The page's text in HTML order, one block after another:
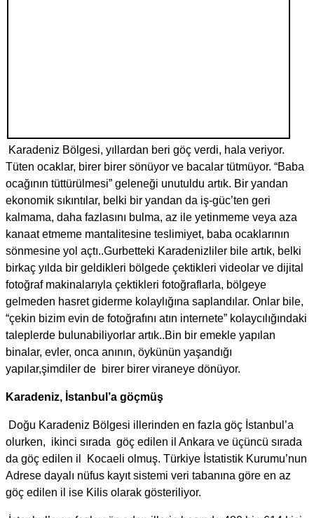
Karadeniz Bölgesi, yıllardan beri göç verdi, hala veriyor.
Tüten ocaklar, birer birer sönüyor ve bacalar tütmüyor. “Baba
ocağının tüttürülmesi” geleneği unutuldu artık. Bir yandan
ekonomik sıkıntılar, belki bir yandan da iş-güc’ten geri
kalmama, daha fazlasını bulma, az ile yetinmeme veya aza
kanaat etmeme mantalitesine teslimiyet, baba ocaklarının
sönmesine yol açtı..Gurbetteki Karadenizliler bile artık, belki
birkaç yılda bir geldikleri bölgede çektikleri videolar ve dijital
fotoğraf makinalarıyla çektikleri fotoğraflarla, bölgeye
gelmeden hasret giderme kolaylığına saplandılar. Onlar bile,
“çekin bizim evin de fotoğrafını atın internete” kolaycılığındaki
taleplerde bulunabiliyorlar artık..Bin bir emekle yapılan
binalar, evler, onca anının, öykünün yaşandığı
yapılar,şimdiler de birer birer viraneye dönüyor.
Karadeniz, İstanbul’a göçmüş
Doğu Karadeniz Bölgesi illerinden en fazla göç İstanbul’a
olurken, ikinci sırada göç edilen il Ankara ve üçüncü sırada
da göç edilen il Kocaeli olmuş. Türkiye İstatistik Kurumu’nun
Adrese dayalı nüfus kayıt sistemi veri tabanına göre en az
göç edilen il ise Kilis olarak gösteriliyor.